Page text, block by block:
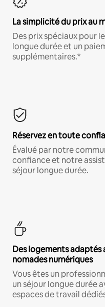
La simplicité du prix au
Des prix spéciaux pour
longue durée et un
supplémentaires.*
Réservez en toute
Évalué par notre
confiance et notre
séjour longue durée.
Des logements adaptés
nomades numériques
Vous êtes un
un séjour longue durée
espaces de travail